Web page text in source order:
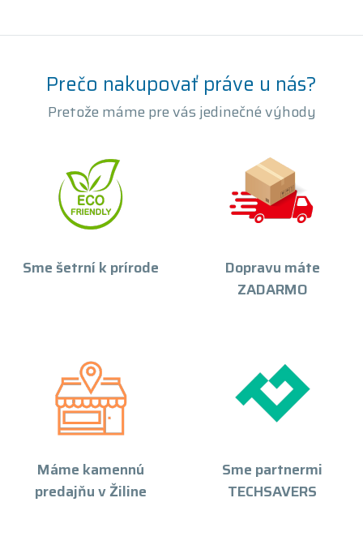
Prečo nakupovať práve u nás?
Pretože máme pre vás jedinečné výhody
Sme šetrní k prírode
Dopravu máte
ZADARMO
Máme kamennú
predajňu v Žiline
Sme partnermi
TECHSAVERS